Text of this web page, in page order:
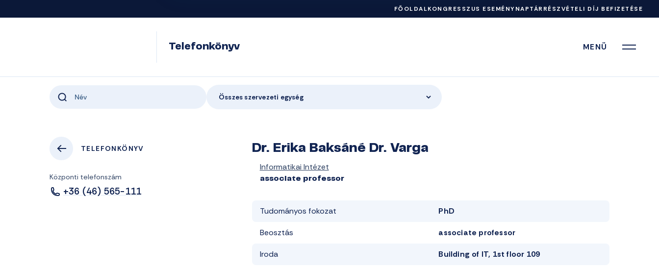
FŐOLDALKONGRESSZUS ESEMÉNYNAPTÁRRÉSZVÉTELI DÍJ BEFIZETÉSE
Telefonkönyv MENÜ
Összes szervezeti egység
TELEFONKÖNYV
Központi telefonszám
+36 (46) 565-111
Dr. Erika Baksáné Dr. Varga
Informatikai Intézet
associate professor
Tudományos fokozat PhD
Beosztás associate professor
Iroda Building of IT, 1st floor 109